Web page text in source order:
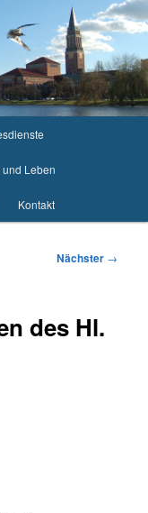
und Leben
Kontakt
Nächster →
des Hl.